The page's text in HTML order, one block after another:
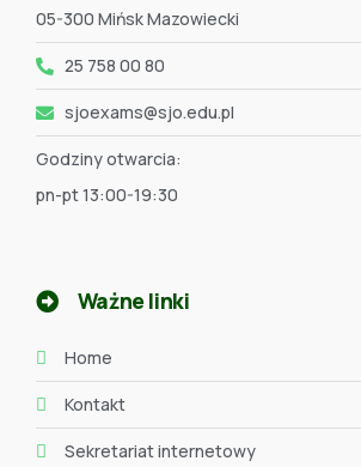
05-300 Mińsk Mazowiecki
25 758 00 80
sjoexams@sjo.edu.pl
Godziny otwarcia:
pn-pt 13:00-19:30
Ważne linki
Home
Kontakt
Sekretariat internetowy